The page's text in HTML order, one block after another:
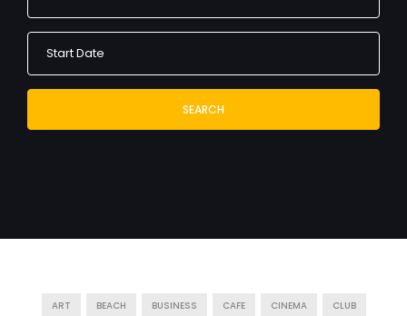
SEARCH
ART BEACH BUSINESS CAFE CINEMA CLUB